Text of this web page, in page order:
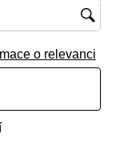
o relevanci